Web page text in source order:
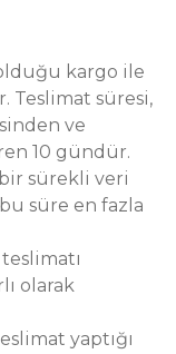
kargo ile
Teslimat süresi,
ve
10 gündür.
bir sürekli veri
süre en fazla
olarak
yaptığı